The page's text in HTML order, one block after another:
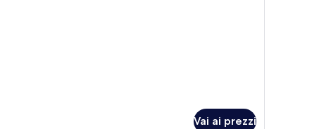
Vai ai prezzi